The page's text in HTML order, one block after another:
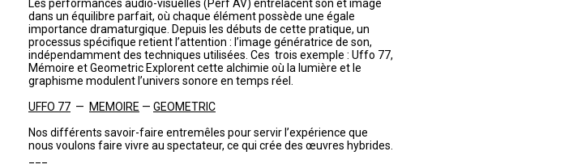
Les performances audio-visuelles (Perf AV) entrelacent son et image
dans un équilibre parfait, où chaque élément possède une égale
importance dramaturgique. Depuis les débuts de cette pratique, un
processus spécifique retient l’attention : l’image génératrice de son,
indépendamment des techniques utilisées. Ces trois exemple : Uffo 77,
Mémoire et Geometric Explorent cette alchimie où la lumière et le
graphisme modulent l’univers sonore en temps réel.
UFFO 77 — MEMOIRE — GEOMETRIC
Nos différents savoir-faire entremêles pour servir l’expérience que
nous voulons faire vivre au spectateur, ce qui crée des œuvres hybrides.